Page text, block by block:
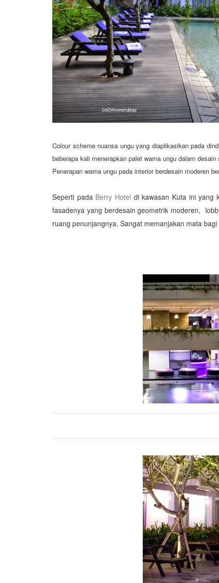
Colour scheme nuansa ungu yang diaplikasikan pada
beberapa kali menerapkan palet warna ungu dalam desain
Penerapan warna ungu pada interior berdesain moderen
Seperti pada Berry Hotel di kawasan Kuta ini yang
fasadenya yang berdesain geometrik moderen,
ruang penunjangnya. Sangat memanjakan mata